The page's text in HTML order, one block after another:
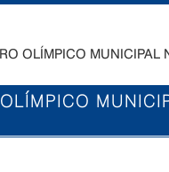
OLÍMPICO MUNICIPAL